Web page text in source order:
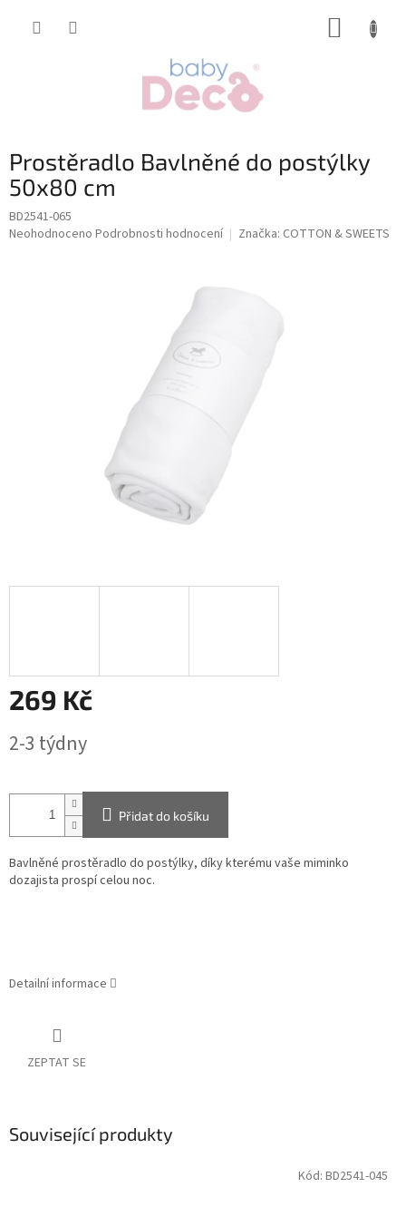
Prostěradlo Bavlněné do postýlky
50x80 cm
BD2541-065
Průměrné
Neohodnoceno Podrobnosti hodnocení Značka: COTTON & SWEETS
269 Kč
cena:
2-3 týdny
Přidat do košíku
Bavlněné prostěradlo do postýlky, díky kterému vaše miminko
dozajista prospí celou noc.
Detailní informace
ZEPTAT SE
Související produkty
Kód: BD2541-045